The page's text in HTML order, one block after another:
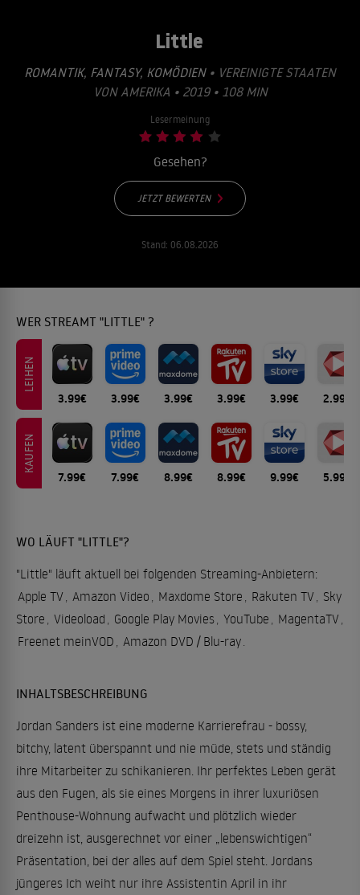
Little
ROMANTIK, FANTASY, KOMÖDIEN• VEREINIGTE STAATEN
VON AMERIKA • 2019 • 108 MIN
Lesermeinung
Gesehen?
JETZT BEWERTEN
Stand: 06.08.2026
WER STREAMT "LITTLE" ?
LEIHEN
3.99€ 3.99€ 3.99€ 3.99€ 3.99€ 2.99€
KAUFEN
7.99€ 7.99€ 8.99€ 8.99€ 9.99€ 5.99€
WO LÄUFT "LITTLE"?
"Little" läuft aktuell bei folgenden Streaming-Anbietern:
Apple TV, Amazon Video , Maxdome Store , Rakuten TV, Sky
Store , Videoload , Google Play Movies, YouTube , MagentaTV,
Freenet meinVOD , Amazon DVD / Blu-ray.
INHALTSBESCHREIBUNG
Jordan Sanders ist eine moderne Karrierefrau - bossy,
bitchy, latent überspannt und nie müde, stets und ständig
ihre Mitarbeiter zu schikanieren. Ihr perfektes Leben gerät
aus den Fugen, als sie eines Morgens in ihrer luxuriösen
Penthouse-Wohnung aufwacht und plötzlich wieder
dreizehn ist, ausgerechnet vor einer „lebenswichtigen“
Präsentation, bei der alles auf dem Spiel steht. Jordans
jüngeres Ich weiht nur ihre Assistentin April in ihr